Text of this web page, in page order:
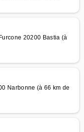
20200 Bastia (à
Narbonne (à 66 km de